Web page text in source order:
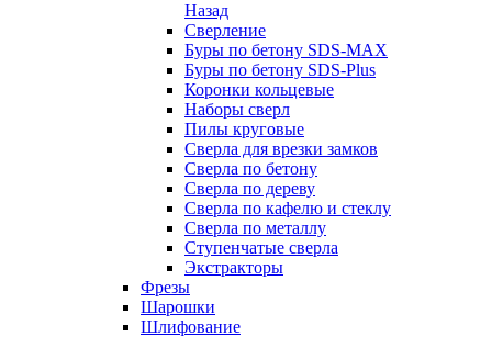
Назад
Сверление
Буры по бетону SDS-MAX
Буры по бетону SDS-Plus
Коронки кольцевые
Наборы сверл
Пилы круговые
Сверла для врезки замков
Сверла по бетону
Сверла по дереву
Сверла по кафелю и стеклу
Сверла по металлу
Ступенчатые сверла
Экстракторы
Фрезы
Шарошки
Шлифование